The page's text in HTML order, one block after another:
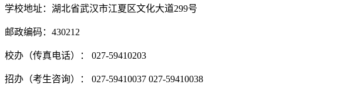
学校地址：湖北省武汉市江夏区文化大道299号
邮政编码：430212
校办（传真电话）： 027-59410203
招办（考生咨询）： 027-59410037 027-59410038